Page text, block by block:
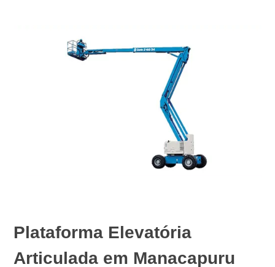
Plataforma Elevatória
Articulada em Manacapuru